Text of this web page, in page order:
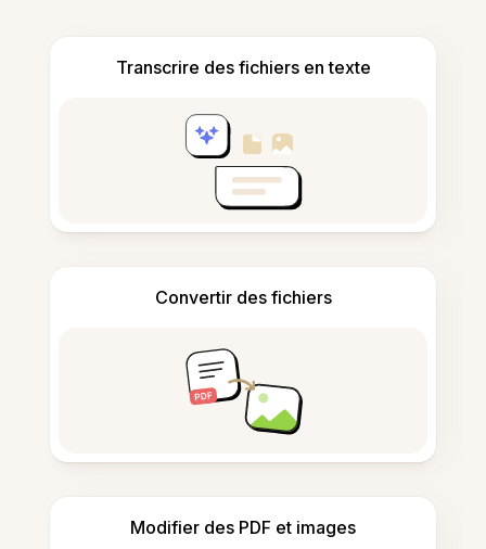
Transcrire des fichiers en texte
Convertir des fichiers
Modifier des PDF et images